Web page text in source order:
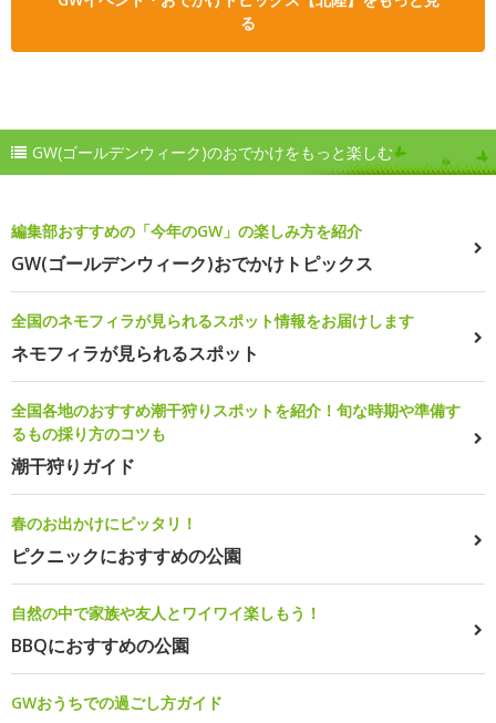
る
GW(ゴールデンウィーク)のおでかけをもっと楽しむ
編集部おすすめの「今年のGW」の楽しみ方を紹介
GW(ゴールデンウィーク)おでかけトピックス
全国のネモフィラが見られるスポット情報をお届けします
ネモフィラが見られるスポット
全国各地のおすすめ潮干狩りスポットを紹介！旬な時期や準備す
るもの採り方のコツも
潮干狩りガイド
春のお出かけにピッタリ！
ピクニックにおすすめの公園
自然の中で家族や友人とワイワイ楽しもう！
BBQにおすすめの公園
GWおうちでの過ごし方ガイド